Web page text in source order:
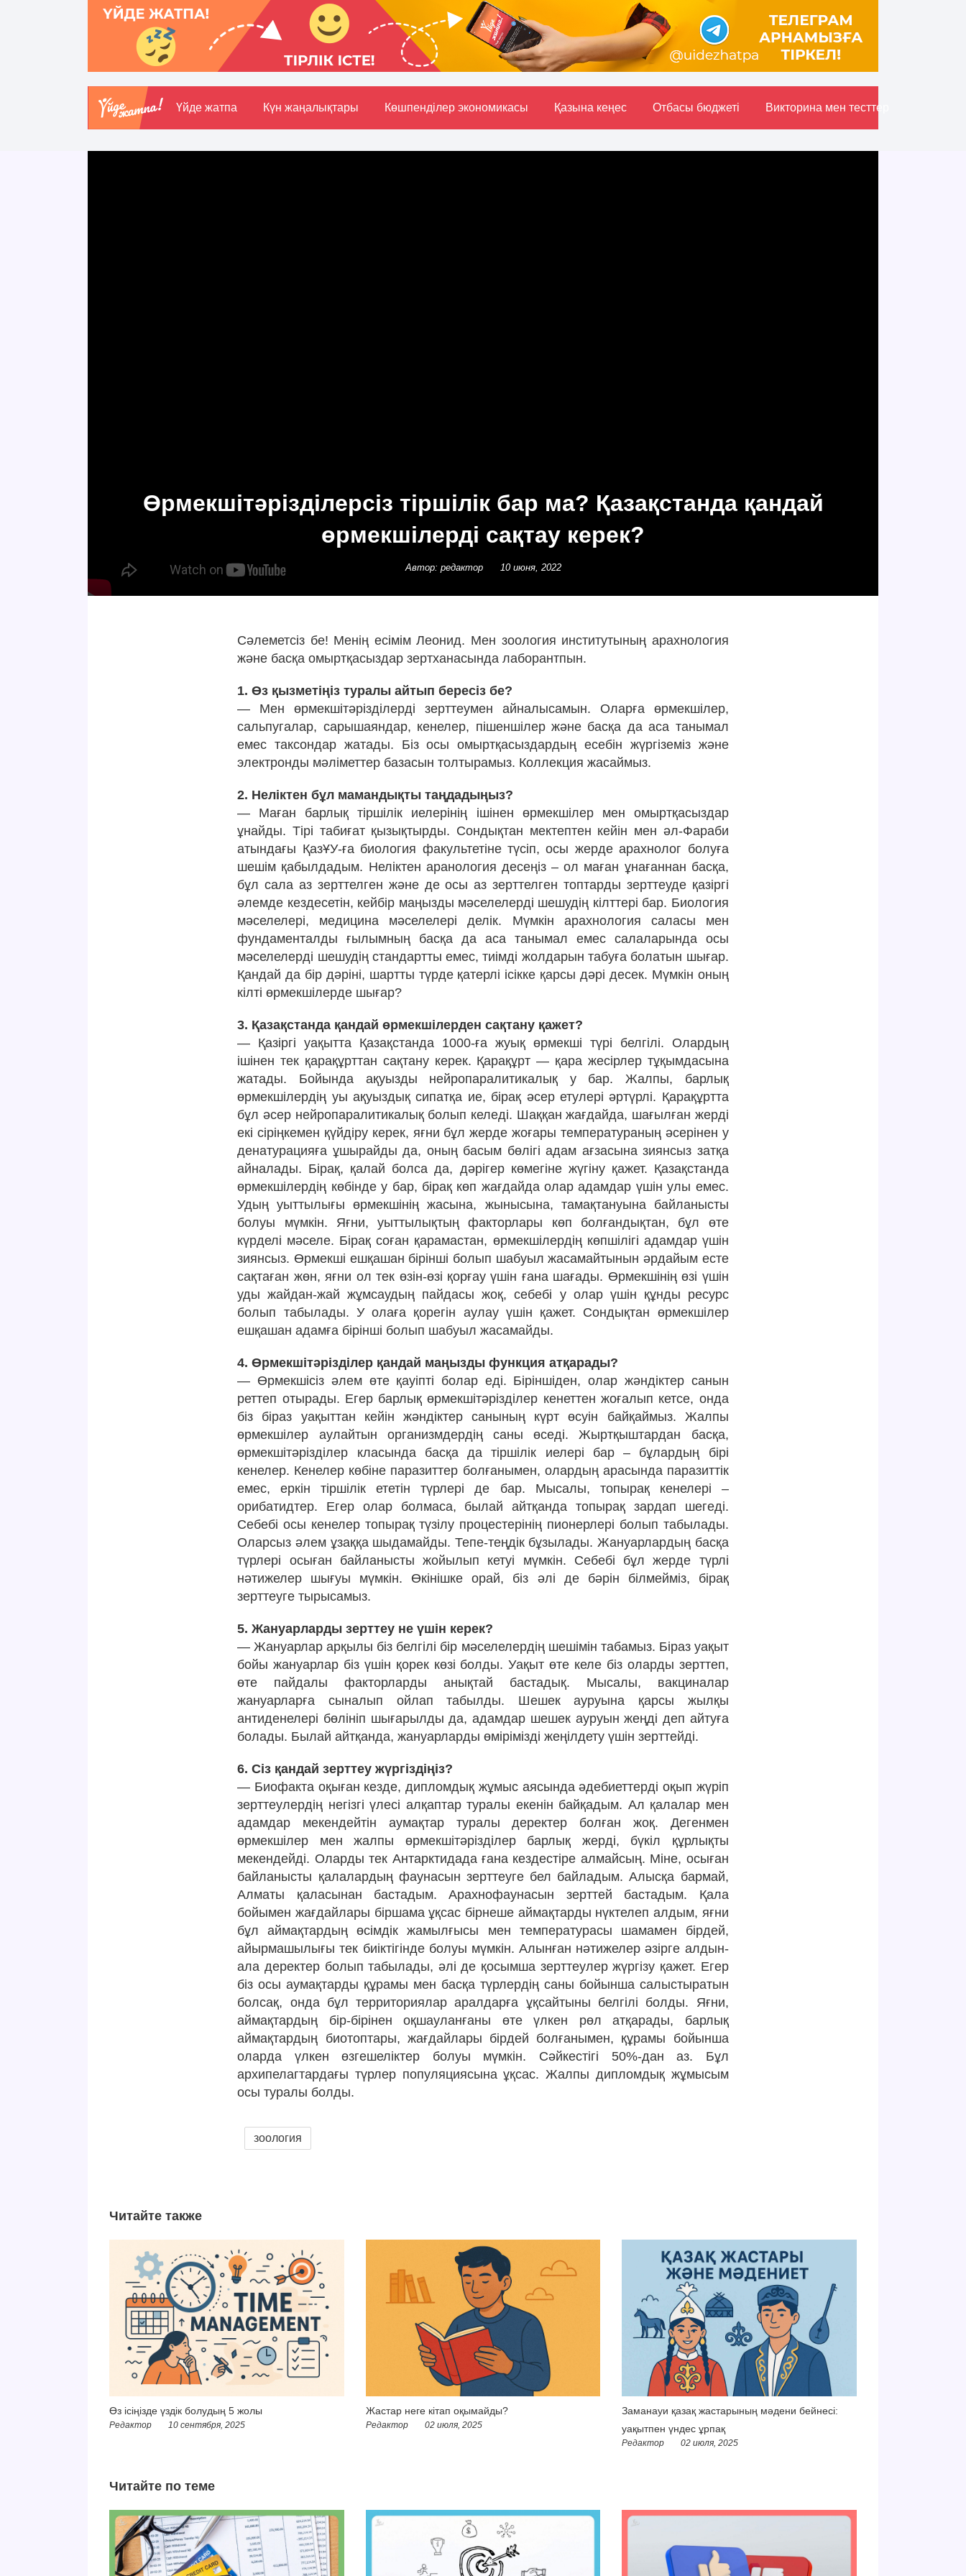
Үйде жатпа Күн жаңалықтары Көшпенділер экономикасы Қазына кеңес Отбасы бюджетi Викторина мен тесттер
Өрмекшітәрізділерсіз тіршілік бар ма? Қазақстанда қандай
өрмекшілерді сақтау керек?
Автор: редактор 10 июня, 2022
Сәлеметсіз бе! Менің есімім Леонид. Мен зоология институтының арахнология
және басқа омыртқасыздар зертханасында лаборантпын.
1. Өз қызметіңіз туралы айтып бересіз бе?
— Мен өрмекшітәрізділерді зерттеумен айналысамын. Оларға өрмекшілер,
сальпугалар, сарышаяндар, кенелер, пішеншілер және басқа да аса танымал
емес таксондар жатады. Біз осы омыртқасыздардың есебін жүргіземіз және
электронды мәліметтер базасын толтырамыз. Коллекция жасаймыз.
2. Неліктен бұл мамандықты таңдадыңыз?
— Маған барлық тіршілік иелерінің ішінен өрмекшілер мен омыртқасыздар
ұнайды. Тірі табиғат қызықтырды. Сондықтан мектептен кейін мен әл-Фараби
атындағы ҚазҰУ-ға биология факультетіне түсіп, осы жерде арахнолог болуға
шешім қабылдадым. Неліктен аранология десеңіз – ол маған ұнағаннан басқа,
бұл сала аз зерттелген және де осы аз зерттелген топтарды зерттеуде қазіргі
әлемде кездесетін, кейбір маңызды мәселелерді шешудің кілттері бар. Биология
мәселелері, медицина мәселелері делік. Мүмкін арахнология саласы мен
фундаменталды ғылымның басқа да аса танымал емес салаларында осы
мәселелерді шешудің стандартты емес, тиімді жолдарын табуға болатын шығар.
Қандай да бір дәріні, шартты түрде қатерлі ісікке қарсы дәрі десек. Мүмкін оның
кілті өрмекшілерде шығар?
3. Қазақстанда қандай өрмекшілерден сақтану қажет?
— Қазіргі уақытта Қазақстанда 1000-ға жуық өрмекші түрі белгілі. Олардың
ішінен тек қарақұрттан сақтану керек. Қарақұрт — қара жесірлер тұқымдасына
жатады. Бойында ақуызды нейропаралитикалық у бар. Жалпы, барлық
өрмекшілердің уы ақуыздық сипатқа ие, бірақ әсер етулері әртүрлі. Қарақұртта
бұл әсер нейропаралитикалық болып келеді. Шаққан жағдайда, шағылған жерді
екі сіріңкемен қүйдіру керек, яғни бұл жерде жоғары температураның әсерінен у
денатурацияға ұшырайды да, оның басым бөлігі адам ағзасына зиянсыз затқа
айналады. Бірақ, қалай болса да, дәрігер көмегіне жүгіну қажет. Қазақстанда
өрмекшілердің көбінде у бар, бірақ көп жағдайда олар адамдар үшін улы емес.
Удың уыттылығы өрмекшінің жасына, жынысына, тамақтануына байланысты
болуы мүмкін. Яғни, уыттылықтың факторлары көп болғандықтан, бұл өте
күрделі мәселе. Бірақ соған қарамастан, өрмекшілердің көпшілігі адамдар үшін
зиянсыз. Өрмекші ешқашан бірінші болып шабуыл жасамайтынын әрдайым есте
сақтаған жөн, яғни ол тек өзін-өзі қорғау үшін ғана шағады. Өрмекшінің өзі үшін
уды жайдан-жай жұмсаудың пайдасы жоқ, себебі у олар үшін құнды ресурс
болып табылады. У олаға қорегін аулау үшін қажет. Сондықтан өрмекшілер
ешқашан адамға бірінші болып шабуыл жасамайды.
4. Өрмекшітәрізділер қандай маңызды функция атқарады?
— Өрмекшісіз әлем өте қауіпті болар еді. Біріншіден, олар жәндіктер санын
реттеп отырады. Егер барлық өрмекшітәрізділер кенеттен жоғалып кетсе, онда
біз біраз уақыттан кейін жәндіктер санының күрт өсуін байқаймыз. Жалпы
өрмекшілер аулайтын организмдердің саны өседі. Жыртқыштардан басқа,
өрмекшітәрізділер класында басқа да тіршілік иелері бар – бұлардың бірі
кенелер. Кенелер көбіне паразиттер болғанымен, олардың арасында паразиттік
емес, еркін тіршілік ететін түрлері де бар. Мысалы, топырақ кенелері –
орибатидтер. Егер олар болмаса, былай айтқанда топырақ зардап шегеді.
Себебі осы кенелер топырақ түзілу процестерінің пионерлері болып табылады.
Оларсыз әлем ұзаққа шыдамайды. Тепе-теңдік бұзылады. Жануарлардың басқа
түрлері осыған байланысты жойылып кетуі мүмкін. Себебі бұл жерде түрлі
нәтижелер шығуы мүмкін. Өкінішке орай, біз әлі де бәрін білмейміз, бірақ
зерттеуге тырысамыз.
5. Жануарларды зерттеу не үшін керек?
— Жануарлар арқылы біз белгілі бір мәселелердің шешімін табамыз. Біраз уақыт
бойы жануарлар біз үшін қорек көзі болды. Уақыт өте келе біз оларды зерттеп,
өте пайдалы факторларды анықтай бастадық. Мысалы, вакциналар
жануарларға сыналып ойлап табылды. Шешек ауруына қарсы жылқы
антиденелері бөлініп шығарылды да, адамдар шешек ауруын жеңді деп айтуға
болады. Былай айтқанда, жануарларды өмірімізді жеңілдету үшін зерттейді.
6. Сіз қандай зерттеу жүргіздіңіз?
— Биофакта оқыған кезде, дипломдық жұмыс аясында әдебиеттерді оқып жүріп
зерттеулердің негізгі үлесі алқаптар туралы екенін байқадым. Ал қалалар мен
адамдар мекендейтін аумақтар туралы деректер болған жоқ. Дегенмен
өрмекшілер мен жалпы өрмекшітәрізділер барлық жерді, бүкіл құрлықты
мекендейді. Оларды тек Антарктидада ғана кездестіре алмайсың. Міне, осыған
байланысты қалалардың фаунасын зерттеуге бел байладым. Алысқа бармай,
Алматы қаласынан бастадым. Арахнофаунасын зерттей бастадым. Қала
бойымен жағдайлары біршама ұқсас бірнеше аймақтарды нүктелеп алдым, яғни
бұл аймақтардың өсімдік жамылғысы мен температурасы шамамен бірдей,
айырмашылығы тек биіктігінде болуы мүмкін. Алынған нәтижелер әзірге алдын-
ала деректер болып табылады, әлі де қосымша зерттеулер жүргізу қажет. Егер
біз осы аумақтарды құрамы мен басқа түрлердің саны бойынша салыстыратын
болсақ, онда бұл территориялар аралдарға ұқсайтыны белгілі болды. Яғни,
аймақтардың бір-бірінен оқшауланғаны өте үлкен рөл атқарады, барлық
аймақтардың биотоптары, жағдайлары бірдей болғанымен, құрамы бойынша
оларда үлкен өзгешеліктер болуы мүмкін. Сәйкестігі 50%-дан аз. Бұл
архипелагтардағы түрлер популяциясына ұқсас. Жалпы дипломдық жұмысым
осы туралы болды.
зоология
Читайте также
Өз ісіңізде үздік болудың 5 жолы
Редактор 10 сентября, 2025
Жастар неге кітап оқымайды?
Редактор 02 июля, 2025
Заманауи қазақ жастарының мәдени бейнесі:
уақытпен үндес ұрпақ
Редактор 02 июля, 2025
Читайте по теме